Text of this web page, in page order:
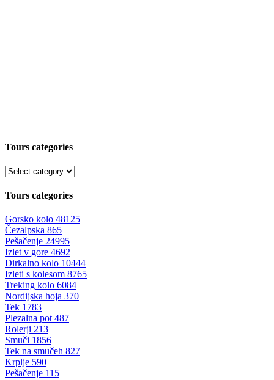
Tours categories
Tours categories
Gorsko kolo 48125
Čezalpska 865
Pešačenje 24995
Izlet v gore 4692
Dirkalno kolo 10444
Izleti s kolesom 8765
Treking kolo 6084
Nordijska hoja 370
Tek 1783
Plezalna pot 487
Rolerji 213
Smuči 1856
Tek na smučeh 827
Krplje 590
Pešačenje 115